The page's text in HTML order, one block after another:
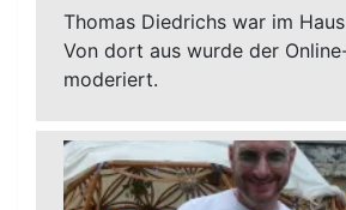
Thomas Diedrichs war im
Von dort aus wurde der
moderiert.